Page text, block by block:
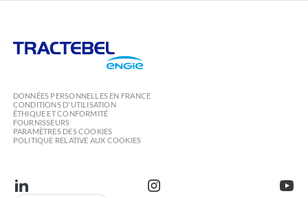
Engie
DONNÉES PERSONNELLES EN FRANCE
CONDITIONS D'UTILISATION
ÉTHIQUE ET CONFORMITÉ
FOURNISSEURS
PARAMÈTRES DES COOKIES
POLITIQUE RELATIVE AUX COOKIES